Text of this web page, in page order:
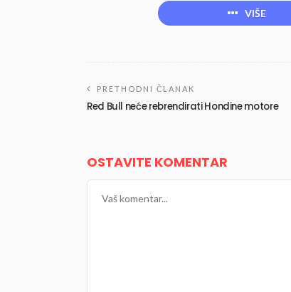
VIŠE
PRETHODNI ČLANAK
Red Bull neće rebrendirati Hondine motore
OSTAVITE KOMENTAR